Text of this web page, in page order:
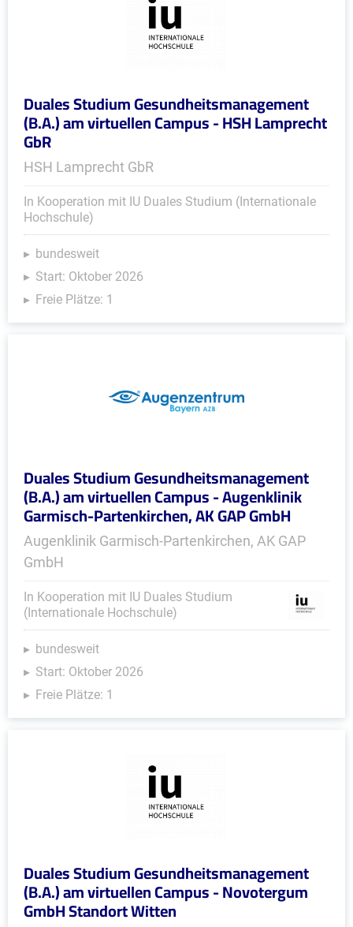
Duales Studium Gesundheitsmanagement
(B.A.) am virtuellen Campus - HSH Lamprecht
GbR
HSH Lamprecht GbR
In Kooperation mit IU Duales Studium (Internationale
Hochschule)
bundesweit
Start: Oktober 2026
Freie Plätze: 1
Duales Studium Gesundheitsmanagement
(B.A.) am virtuellen Campus - Augenklinik
Garmisch-Partenkirchen, AK GAP GmbH
Augenklinik Garmisch-Partenkirchen, AK GAP
GmbH
In Kooperation mit IU Duales Studium
(Internationale Hochschule)
bundesweit
Start: Oktober 2026
Freie Plätze: 1
Duales Studium Gesundheitsmanagement
(B.A.) am virtuellen Campus - Novotergum
GmbH Standort Witten